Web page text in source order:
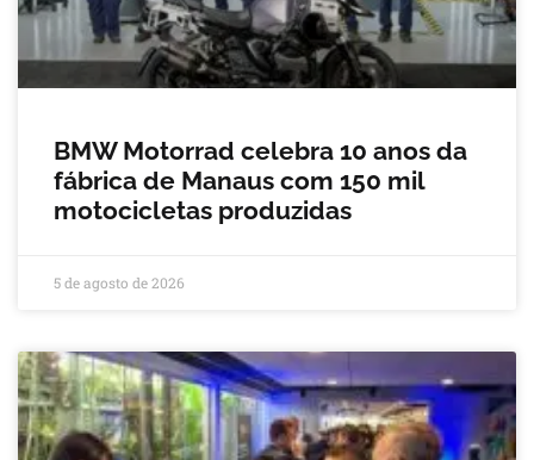
BMW Motorrad celebra 10 anos da
fábrica de Manaus com 150 mil
motocicletas produzidas
5 de agosto de 2026